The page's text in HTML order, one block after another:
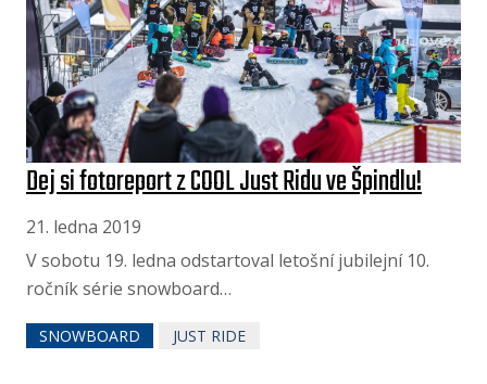
Dej si fotoreport z COOL Just Ridu ve Špindlu!
21. ledna 2019
V sobotu 19. ledna odstartoval letošní jubilejní 10.
ročník série snowboard…
SNOWBOARD JUST RIDE